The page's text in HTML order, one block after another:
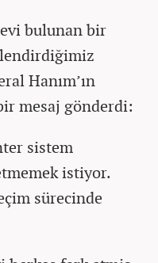
bulunan bir
Hanım’ın
mesaj gönderdi:
sistem
istiyor.
sürecinde